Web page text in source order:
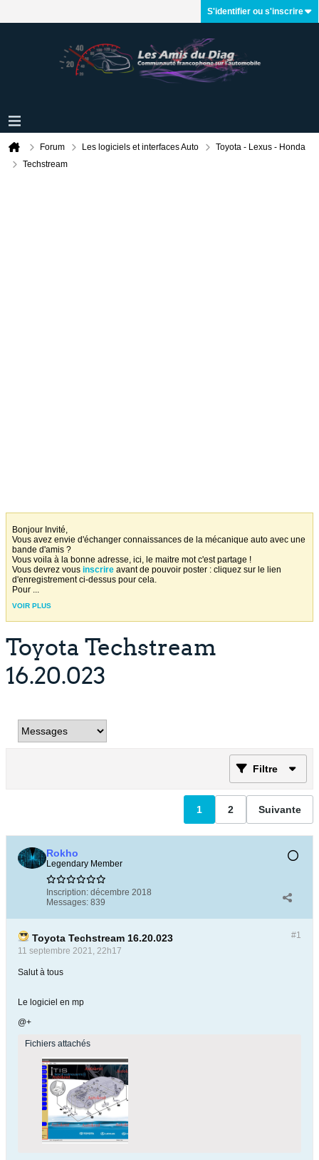
S'identifier ou s'inscrire
Forum Les logiciels et interfaces Auto
Toyota - Lexus - Honda
Techstream
Bonjour Invité,
Vous avez envie d'échanger connaissances de la mécanique auto avec une
bande d'amis ?
Vous voila à la bonne adresse, ici, le maitre mot c'est partage !
Vous devrez vous inscrire avant de pouvoir poster : cliquez sur le lien
d'enregistrement ci-dessus pour cela.
Pour ...
VOIR PLUS
Toyota Techstream
16.20.023
Filtre
1 2 Suivante
Rokho
Legendary Member
Inscription: décembre 2018
Messages: 839
#1
Toyota Techstream 16.20.023
11 septembre 2021, 22h17
Salut à tous
Le logiciel en mp
@+
Fichiers attachés